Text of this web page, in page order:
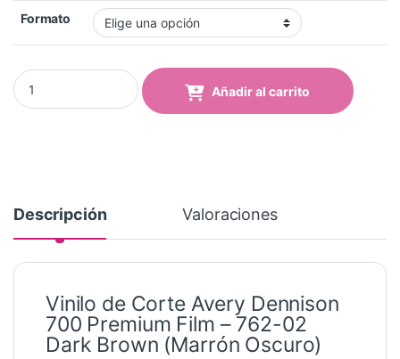
Formato
Vinilo Avery 700 Marrón Oscuro (762-02 Dark Brown) quantity
Añadir al carrito
Descripción Valoraciones
Vinilo de Corte Avery Dennison
700 Premium Film – 762-02
Dark Brown (Marrón Oscuro)